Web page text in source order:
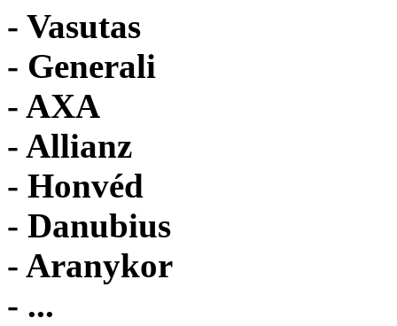
- Vasutas
- Generali
- AXA
- Allianz
- Honvéd
- Danubius
- Aranykor
- ...